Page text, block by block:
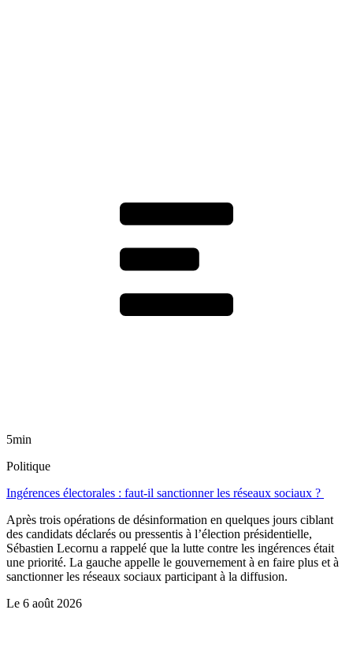
5min
Politique
Ingérences électorales : faut-il sanctionner les réseaux sociaux ?
Après trois opérations de désinformation en quelques jours ciblant
des candidats déclarés ou pressentis à l’élection présidentielle,
Sébastien Lecornu a rappelé que la lutte contre les ingérences était
une priorité. La gauche appelle le gouvernement à en faire plus et à
sanctionner les réseaux sociaux participant à la diffusion.
Le 6 août 2026